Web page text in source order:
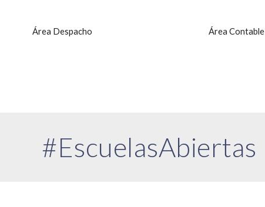
Área Despacho Área Contable
#EscuelasAbiertas